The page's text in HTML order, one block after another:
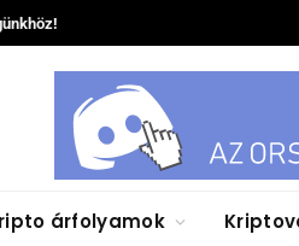
árfolyamok